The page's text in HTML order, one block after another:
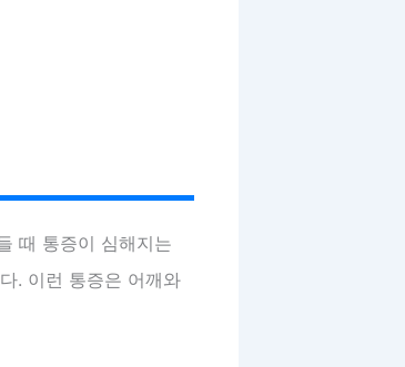
때 통증이 심해지는
. 이런 통증은 어깨와